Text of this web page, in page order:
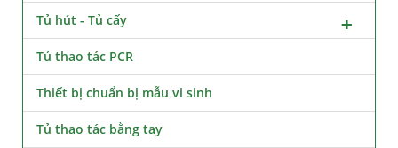
Tủ hút - Tủ cấy
Tủ thao tác PCR
Thiết bị chuẩn bị mẫu vi sinh
Tủ thao tác bằng tay